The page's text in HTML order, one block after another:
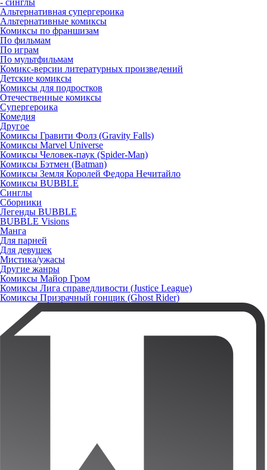
Альтернативная супергероика
Альтернативные комиксы
Комиксы по франшизам
По фильмам
По играм
По мультфильмам
Комикс-версии литературных произведений
Детские комиксы
Комиксы для подростков
Отечественные комиксы
Супергероика
Комедия
Другое
Комиксы Гравити Фолз (Gravity Falls)
Комиксы Marvel Universe
Комиксы Человек-паук (Spider-Man)
Комиксы Бэтмен (Batman)
Комиксы Земля Королей Федора Нечитайло
Комиксы BUBBLE
Синглы
Сборники
Легенды BUBBLE
BUBBLE Visions
Манга
Для парней
Для девушек
Мистика/ужасы
Другие жанры
Комиксы Майор Гром
Комиксы Лига справедливости (Justice League)
Комиксы Призрачный гонщик (Ghost Rider)